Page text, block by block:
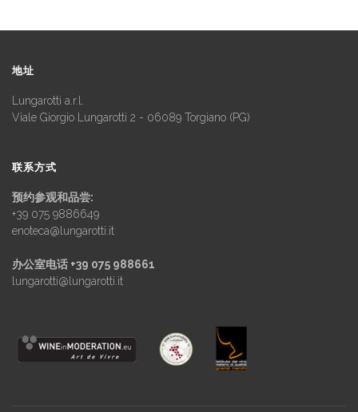
地址
Lungarotti a.r.l.
Viale Giorgio Lungarotti 2 - 06089 Torgiano (PG)
联系方式
预约参观和品尝:
+39 075 9886649
enoteca@lungarotti.it
办公室电话 +39 075 988661
lungarotti@lungarotti.it